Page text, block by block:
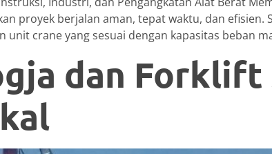
proyek berjalan aman, tepat waktu, dan
crane yang sesuai dengan kapasitas beban
dan